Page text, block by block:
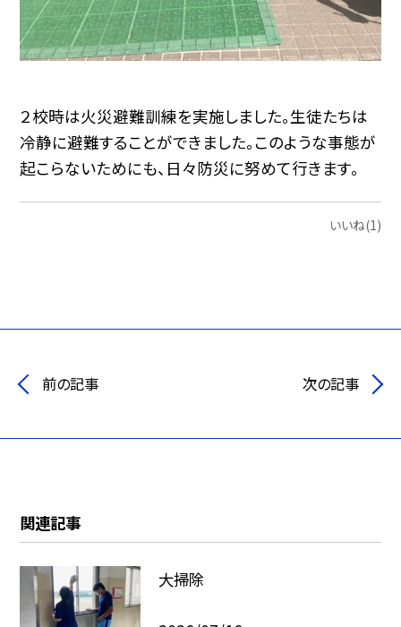
２校時は火災避難訓練を実施しました。生徒たちは
冷静に避難することができました。このような事態が
起こらないためにも、日々防災に努めて行きます。
いいね(1)
前の記事 次の記事
関連記事
大掃除